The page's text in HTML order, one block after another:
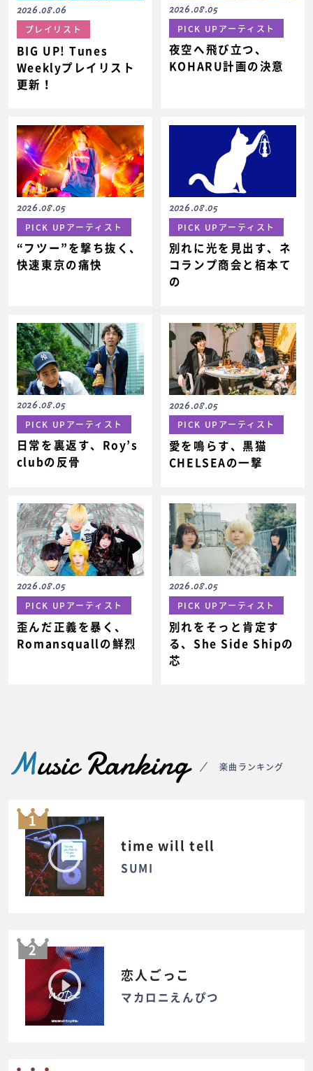
2026.08.06
プレイリスト
BIG UP! Tunes
Weeklyプレイリスト
更新！
2026.08.05
PICK UPアーティスト
夜空へ飛び立つ、
KOHARU計画の決意
2026.08.05
PICK UPアーティスト
“フツー”を撃ち抜く、
快速東京の痛快
2026.08.05
PICK UPアーティスト
別れに光を見出す、ネ
コランプ商会と栢本て
の
2026.08.05
PICK UPアーティスト
日常を裏返す、Roy’s
clubの反骨
2026.08.05
PICK UPアーティスト
愛を鳴らす、黒猫
CHELSEAの一撃
2026.08.05
PICK UPアーティスト
歪んだ正義を暴く、
Romansquallの鮮烈
2026.08.05
PICK UPアーティスト
別れをそっと肯定す
る、She Side Shipの
芯
Music Ranking 楽曲ランキング
1
time will tell
SUMI
2
恋人ごっこ
マカロニえんぴつ